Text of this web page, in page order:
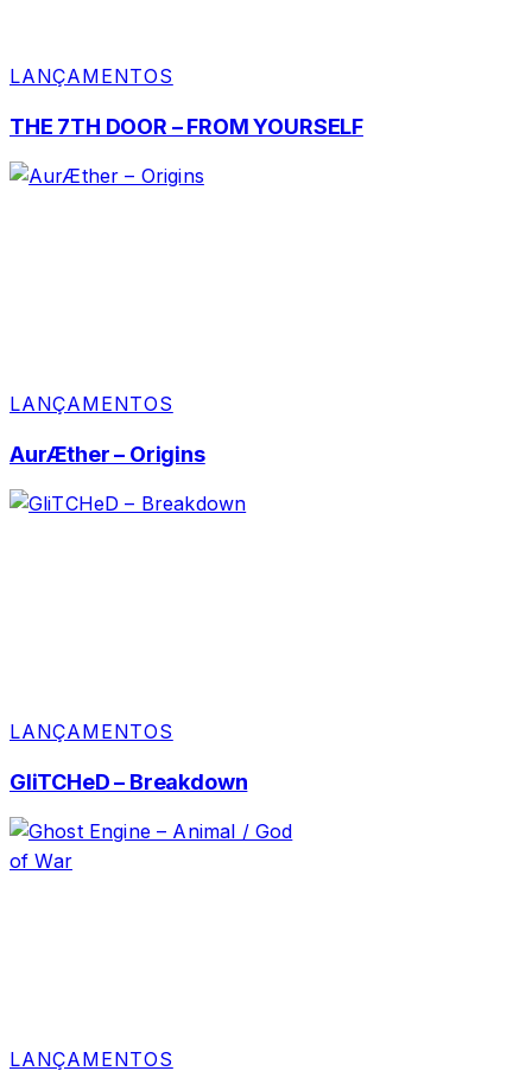
LANÇAMENTOS
THE 7TH DOOR – FROM YOURSELF
LANÇAMENTOS
AurÆther – Origins
LANÇAMENTOS
GliTCHeD – Breakdown
LANÇAMENTOS